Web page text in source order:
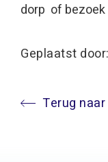
dorp of
Geplaatst
Terug